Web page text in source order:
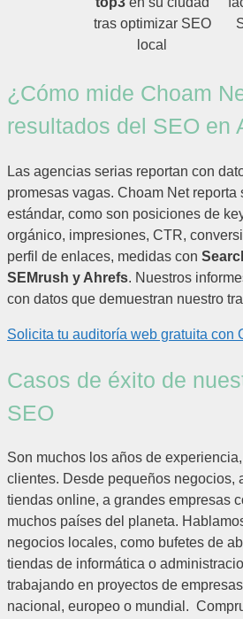
tras optimizar SEO
local
¿Cómo mide Choam
resultados del SEO en
Las agencias serias reportan con
promesas vagas. Choam Net reporta
estándar, como son posiciones de
orgánico, impresiones, CTR,
perfil de enlaces, medidas con
SEMrush y Ahrefs. Nuestros
con datos que demuestran nuestro
Solicita tu auditoría web gratuita con
Casos de éxito de
SEO
Son muchos los años de
clientes. Desde pequeños negocios,
tiendas online, a grandes empresas
muchos países del planeta.
negocios locales, como bufetes de
tiendas de informática o
trabajando en proyectos de
nacional, europeo o mundial.